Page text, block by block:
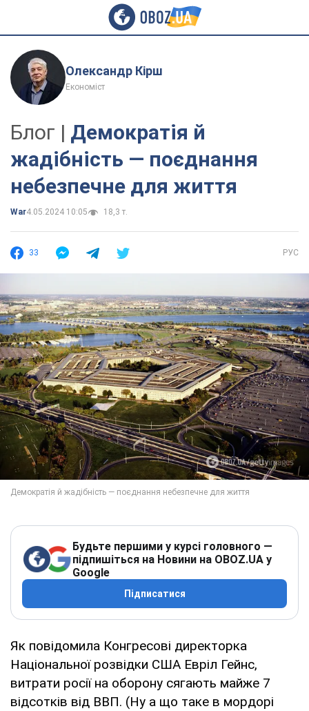
Олександр Кірш
Економіст
Блог | Демократія й
жадібність — поєднання
небезпечне для життя
War4.05.2024 10:05 18,3 т.
33 РУС
Будьте першими у курсі головного —
підпишіться на Новини на OBOZ.UA у
Google
Підписатися
Як повідомила Конгресові директорка
Національної розвідки США Евріл Гейнс,
витрати росії на оборону сягають майже 7
відсотків від ВВП. (Ну а що таке в мордорі